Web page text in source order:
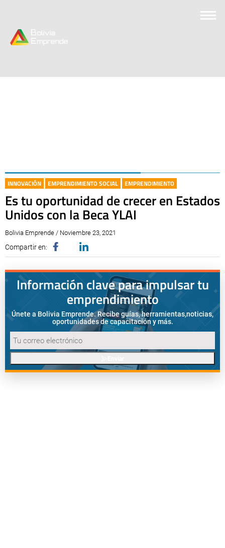
INNOVACIÓN EMPRENDIMIENTO SOCIAL EMPRENDIMIENTO
Es tu oportunidad de crecer en Estados
Unidos con la Beca YLAI
Bolivia Emprende / Noviembre 23, 2021
Compartir en:
Información clave para impulsar tu
emprendimiento
Únete a Bolivia Emprende. Recibe guías, herramientas,noticias,
oportunidades de capacitación y más.